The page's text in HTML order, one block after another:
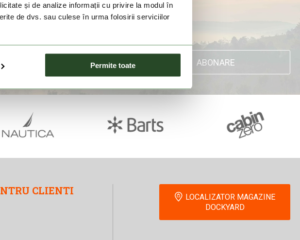
și de analize informații cu privire la modul în
de dvs. sau culese în urma folosirii serviciilor
Permite toate ABONARE
CLIENTI
LOCALIZATOR MAGAZINE
DOCKYARD